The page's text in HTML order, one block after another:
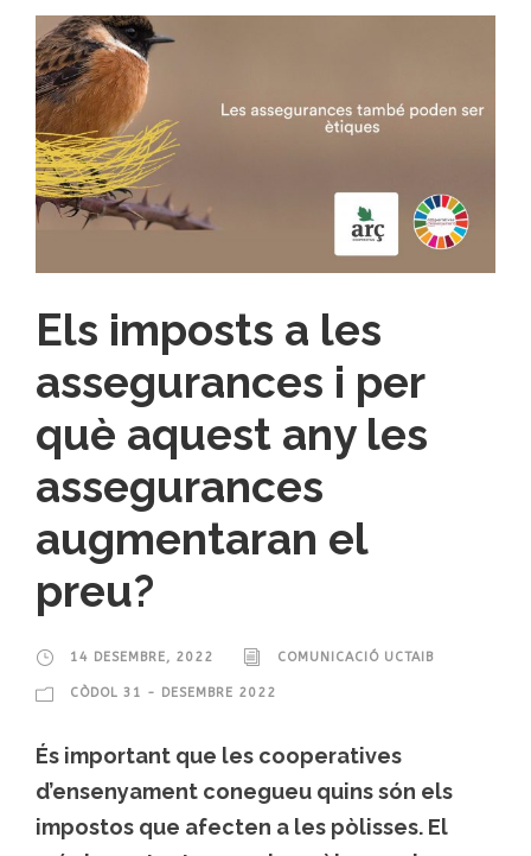
Els imposts a les
assegurances i per
què aquest any les
assegurances
augmentaran el
preu?
14 DESEMBRE, 2022 COMUNICACIÓ UCTAIB
CÒDOL 31 - DESEMBRE 2022
És important que les cooperatives
d’ensenyament conegueu quins són els
impostos que afecten a les pòlisses. El